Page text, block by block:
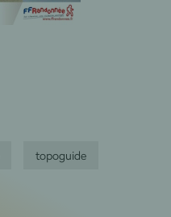
topoguide